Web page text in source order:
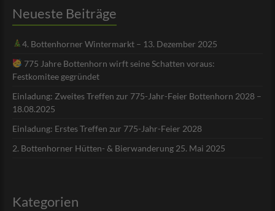
Neueste Beiträge
4. Bottenhorner Wintermarkt – 13. Dezember 2025
775 Jahre Bottenhorn wirft seine Schatten voraus:
Festkomitee gegründet
Einladung: Zweites Treffen zur 775-Jahr-Feier Bottenhorn 2028 –
18.08.2025
Einladung: Erstes Treffen zur 775-Jahr-Feier 2028
2. Bottenhorner Hütten- & Bierwanderung 25. Mai 2025
Kategorien